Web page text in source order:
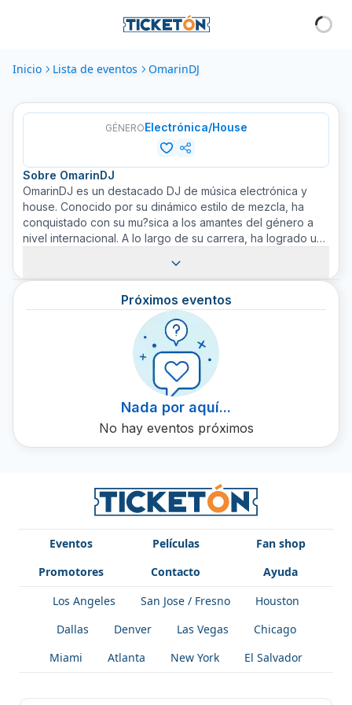
Inicio Lista de eventos OmarinDJ
GÉNEROElectrónica/House
Sobre OmarinDJ
OmarinDJ es un destacado DJ de música electrónica y
house. Conocido por su dinámico estilo de mezcla, ha
conquistado con su mu?sica a los amantes del género a
nivel internacional. A lo largo de su carrera, ha logrado una
cada presentación en la escena de clubes y festivales.
Sus habilidades para mezclar y ajustar las pistas sobre la
marcha han proporcionado repetidamente experiencias
electrizantes al público. Su ráfaga de BPM (beats por
minuto) siempre está en el punto, manteniendo la pista de
baile activa en todo momento. OmarinDJ sigue siendo una
fuerza a tener en cuenta en la escena electrónica,
comprometido con llevar su música a la siguiente etapa.
Consigue ahora tus boletos para OmarinDJ en Ticketón.
Próximos eventos
Nada por aquí...
No hay eventos próximos
Eventos Películas
Fan shop
Promotores
Contacto
Ayuda
Los Angeles
San Jose / Fresno
Houston
Dallas
Denver Las Vegas
Chicago
Miami
Atlanta New York El Salvador